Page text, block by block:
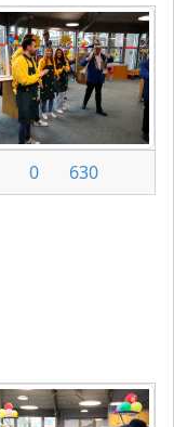
0 630